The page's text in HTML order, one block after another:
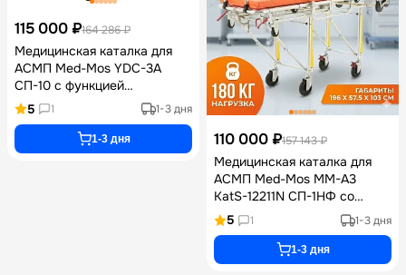
115 000 ₽164 286 ₽
Медицинская каталка для
АСМП Med-Mos YDC-3A
СП-10 с функцией
кресельных носилок
системой автозагрузки
алюминиевым каркасом
инфузионной стойкой и
5 1 1-3 дня
1-3 дня 110 000 ₽157 143 ₽
Медицинская каталка для
АСМП Med-Mos ММ-А3
KatS-12211N СП-1НФ со
съемными носилками,
алюминиевым каркасом,
матрасом и складной
инфузионной стойкой ММ-
5 1 1-3 дня
1-3 дня